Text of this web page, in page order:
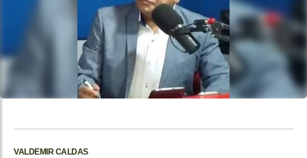
VALDEMIR CALDAS